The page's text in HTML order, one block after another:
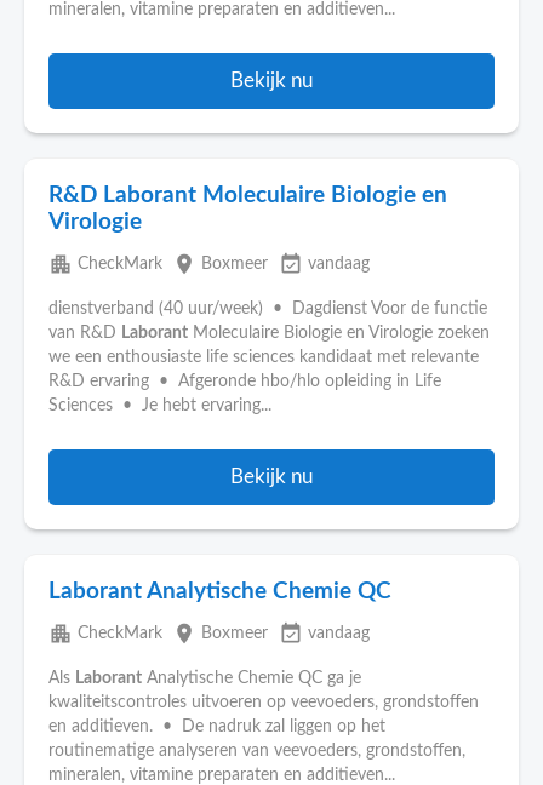
mineralen, vitamine preparaten en additieven...
Bekijk nu
R&D Laborant Moleculaire Biologie en
Virologie
apartment CheckMark place Boxmeer event_available vandaag
dienstverband (40 uur/week) • Dagdienst Voor de functie
van R&D Laborant Moleculaire Biologie en Virologie zoeken
we een enthousiaste life sciences kandidaat met relevante
R&D ervaring • Afgeronde hbo/hlo opleiding in Life
Sciences • Je hebt ervaring...
Bekijk nu
Laborant Analytische Chemie QC
apartment CheckMark place Boxmeer event_available vandaag
Als Laborant Analytische Chemie QC ga je
kwaliteitscontroles uitvoeren op veevoeders, grondstoffen
en additieven. • De nadruk zal liggen op het
routinematige analyseren van veevoeders, grondstoffen,
mineralen, vitamine preparaten en additieven...